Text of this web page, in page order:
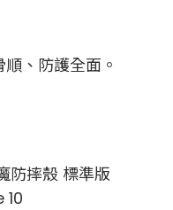
、防護全面。
防摔殼 標準版